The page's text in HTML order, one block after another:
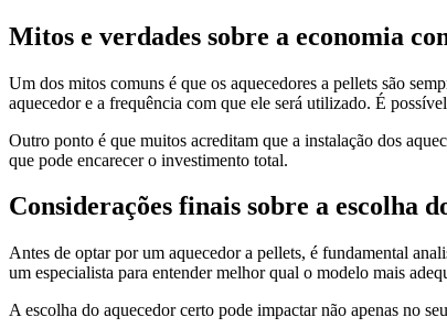
Mitos e verdades sobre a economia
Um dos mitos comuns é que os aquecedores a pellets são
aquecedor e a frequência com que ele será utilizado. É
Outro ponto é que muitos acreditam que a instalação dos
que pode encarecer o investimento total.
Considerações finais sobre a escolha
Antes de optar por um aquecedor a pellets, é fundamental
um especialista para entender melhor qual o modelo mais
A escolha do aquecedor certo pode impactar não apenas no